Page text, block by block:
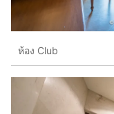
ห้อง Club